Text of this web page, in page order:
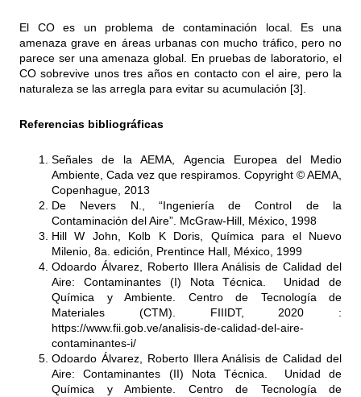
El CO es un problema de contaminación local. Es una
amenaza grave en áreas urbanas con mucho tráfico, pero no
parece ser una amenaza global. En pruebas de laboratorio, el
CO sobrevive unos tres años en contacto con el aire, pero la
naturaleza se las arregla para evitar su acumulación [3].
Referencias bibliográficas
Señales de la AEMA, Agencia Europea del Medio
Ambiente, Cada vez que respiramos. Copyright © AEMA,
Copenhague, 2013
De Nevers N., “Ingeniería de Control de la
Contaminación del Aire”. McGraw-Hill, México, 1998
Hill W John, Kolb K Doris, Química para el Nuevo
Milenio, 8a. edición, Prentince Hall, México, 1999
Odoardo Álvarez, Roberto Illera Análisis de Calidad del
Aire: Contaminantes (I) Nota Técnica. Unidad de
Química y Ambiente. Centro de Tecnología de
Materiales (CTM). FIIIDT, 2020 :
https://www.fii.gob.ve/analisis-de-calidad-del-aire-
contaminantes-i/
Odoardo Álvarez, Roberto Illera Análisis de Calidad del
Aire: Contaminantes (II) Nota Técnica. Unidad de
Química y Ambiente. Centro de Tecnología de